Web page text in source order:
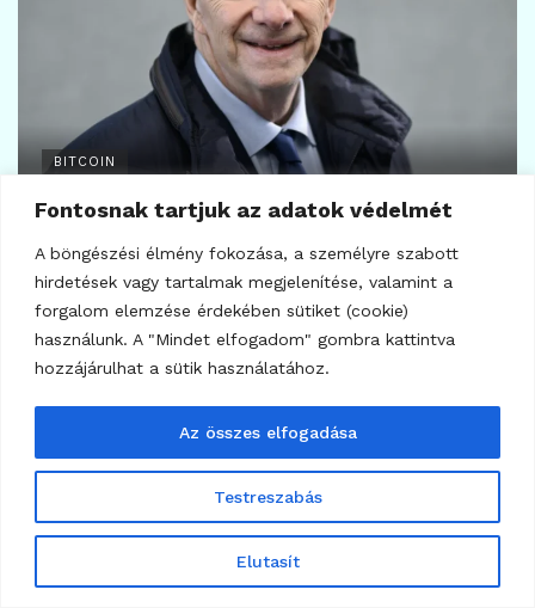
Fontosnak tartjuk az adatok védelmét
A böngészési élmény fokozása, a személyre szabott
hirdetések vagy tartalmak megjelenítése, valamint a
forgalom elemzése érdekében sütiket (cookie)
használunk. A "Mindet elfogadom" gombra kattintva
hozzájárulhat a sütik használatához.
Testreszabás
Elutasít
Az összes elfogadása
BITCOIN
Strategy Bitcoin-válság: ki fizeti a 64 milliárdos
fogadást?